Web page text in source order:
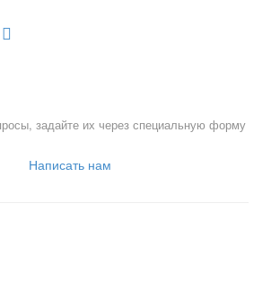
задайте их через специальную форму
Написать нам